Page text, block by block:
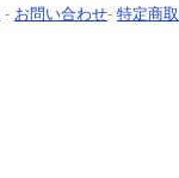
- お問い合わせ- 特定商